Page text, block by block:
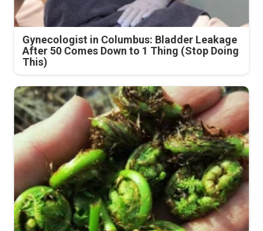
Gynecologist in Columbus: Bladder Leakage
After 50 Comes Down to 1 Thing (Stop Doing
This)